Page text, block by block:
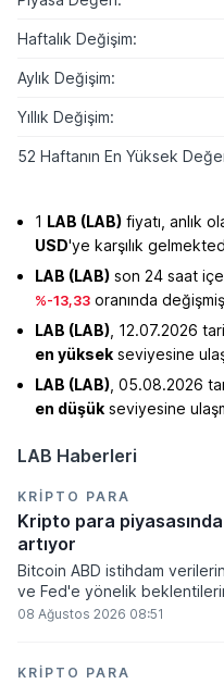
Haftalık Değişim:
Aylık Değişim:
Yıllık Değişim:
52 Haftanın En Yüksek
1 LAB (LAB) fiyatı, anlık
USD'ye karşılık
LAB (LAB) son 24 saat
%-13,33 oranında
LAB (LAB) , 12.07.2026
en yüksek seviyesine
LAB (LAB) , 05.08.2026
en düşük seviyesine
LAB Haberleri
KRIPTO PARA
Kripto para
artıyor
Bitcoin ABD istihdam
ve Fed'e yönelik
haftayı yükselişle kapattı.
açıklanacak enflasyon
08 Ağustos 2026 08:51
KRIPTO PARA